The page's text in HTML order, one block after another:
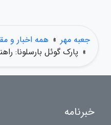
جعبه مهر » همه اخبار و
» پارک گوئل بارسلونا:
خبرنامه